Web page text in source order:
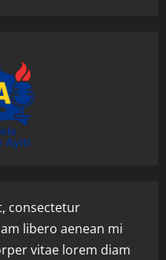
consectetur
libero aenean mi
vitae lorem diam